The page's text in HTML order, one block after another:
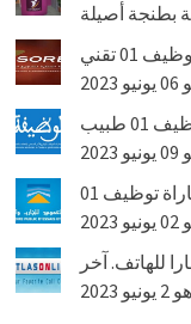
بطنجة أصيلة
الشركة الملكية لتشجيع الفرس: مباراة توظيف 01 تقني
جماعة اكوراي – إقليم الحاجب: مباراة توظيف 01 طبيب
المختبر العمومي للتجارب والدراسات: مباراة توظيف 01
توظيف 12 مستشارا للهاتف. آخر